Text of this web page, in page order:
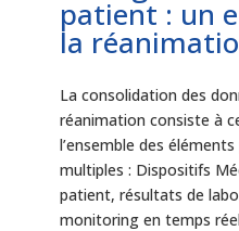
patient : un
la
La consolidation des
réanimation consiste à
l’ensemble des
multiples : Dispositifs
patient, résultats de
monitoring en temps